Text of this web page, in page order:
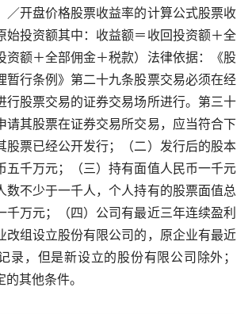
／开盘价格股票收益率的计算公式股票收
始投资额其中：收益额＝收回投资额＋全
资额＋全部佣金＋税款）法律依据：《股
暂行条例》第二十九条股票交易必须在经
行股票交易的证券交易场所进行。第三十
请其股票在证券交易所交易，应当符合下
股票已经公开发行；（二）发行后的股本
五千万元；（三）持有面值人民币一千元
数不少于一千人，个人持有的股票面值总
千万元；（四）公司有最近三年连续盈利
改组设立股份有限公司的，原企业有最近
录，但是新设立的股份有限公司除外；
的其他条件。